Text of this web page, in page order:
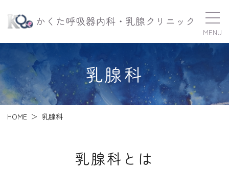
かくた
乳腺科
HOME 乳腺科
乳腺科とは